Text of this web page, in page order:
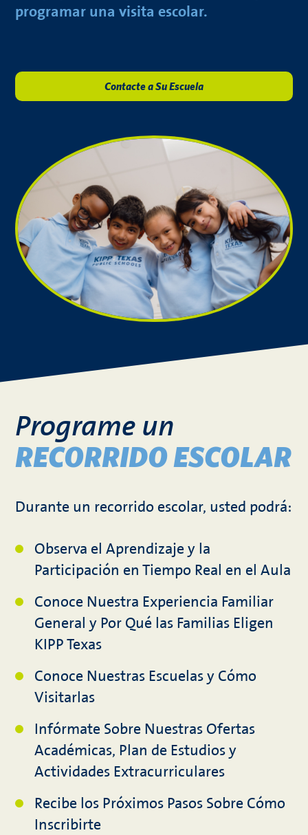
programar una visita escolar.
Contacte a Su Escuela
Programe un
RECORRIDO ESCOLAR
Durante un recorrido escolar, usted podrá:
Observa el Aprendizaje y la
Participación en Tiempo Real en el Aula
Conoce Nuestra Experiencia Familiar
General y Por Qué las Familias Eligen
KIPP Texas
Conoce Nuestras Escuelas y Cómo
Visitarlas
Infórmate Sobre Nuestras Ofertas
Académicas, Plan de Estudios y
Actividades Extracurriculares
Recibe los Próximos Pasos Sobre Cómo
Inscribirte